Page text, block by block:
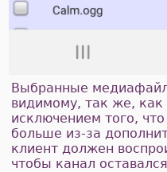
Выбранные
видимому, так же, как
исключением того,
больше из-за
клиент должен
чтобы канал